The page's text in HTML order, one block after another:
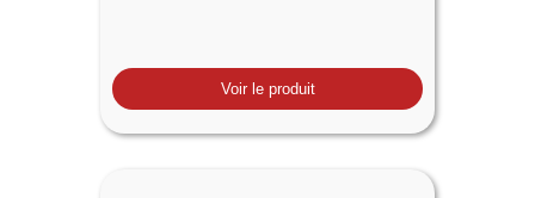
Voir le produit